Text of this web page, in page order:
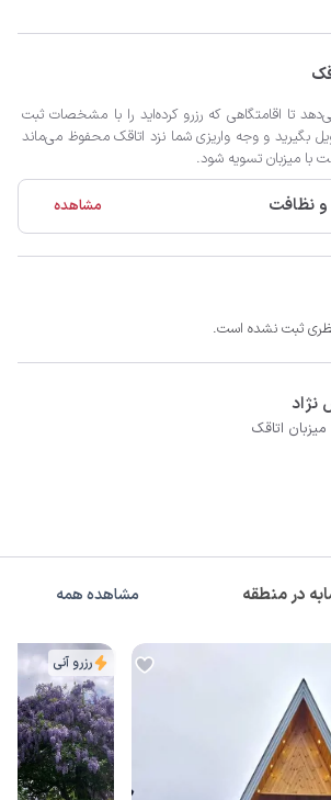
تا اقامتگاهی که رزرو کرده‌اید را با مشخصات ثبت
بگیرید و وجه واریزی شما نزد اتاقک محفوظ می‌ماند
با میزبان تسویه شود.
نظافت مشاهده
نظری ثبت نشده است.
در منطقه مشاهده همه
رزرو آنی